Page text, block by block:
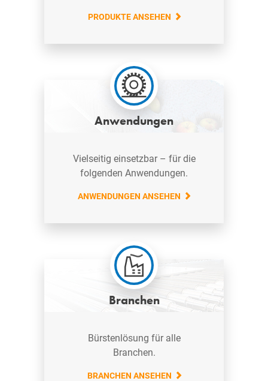
PRODUKTE ANSEHEN
Anwendungen
Vielseitig einsetzbar – für die
folgenden Anwendungen.
ANWENDUNGEN ANSEHEN
Branchen
Bürstenlösung für alle
Branchen.
BRANCHEN ANSEHEN